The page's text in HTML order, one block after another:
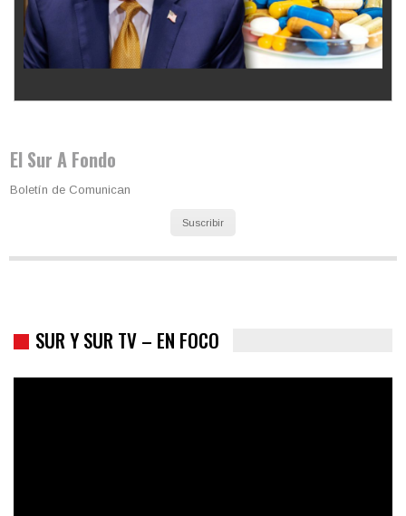
El Sur A Fondo
Boletín de Comunican
Suscribir
SUR Y SUR TV – EN FOCO